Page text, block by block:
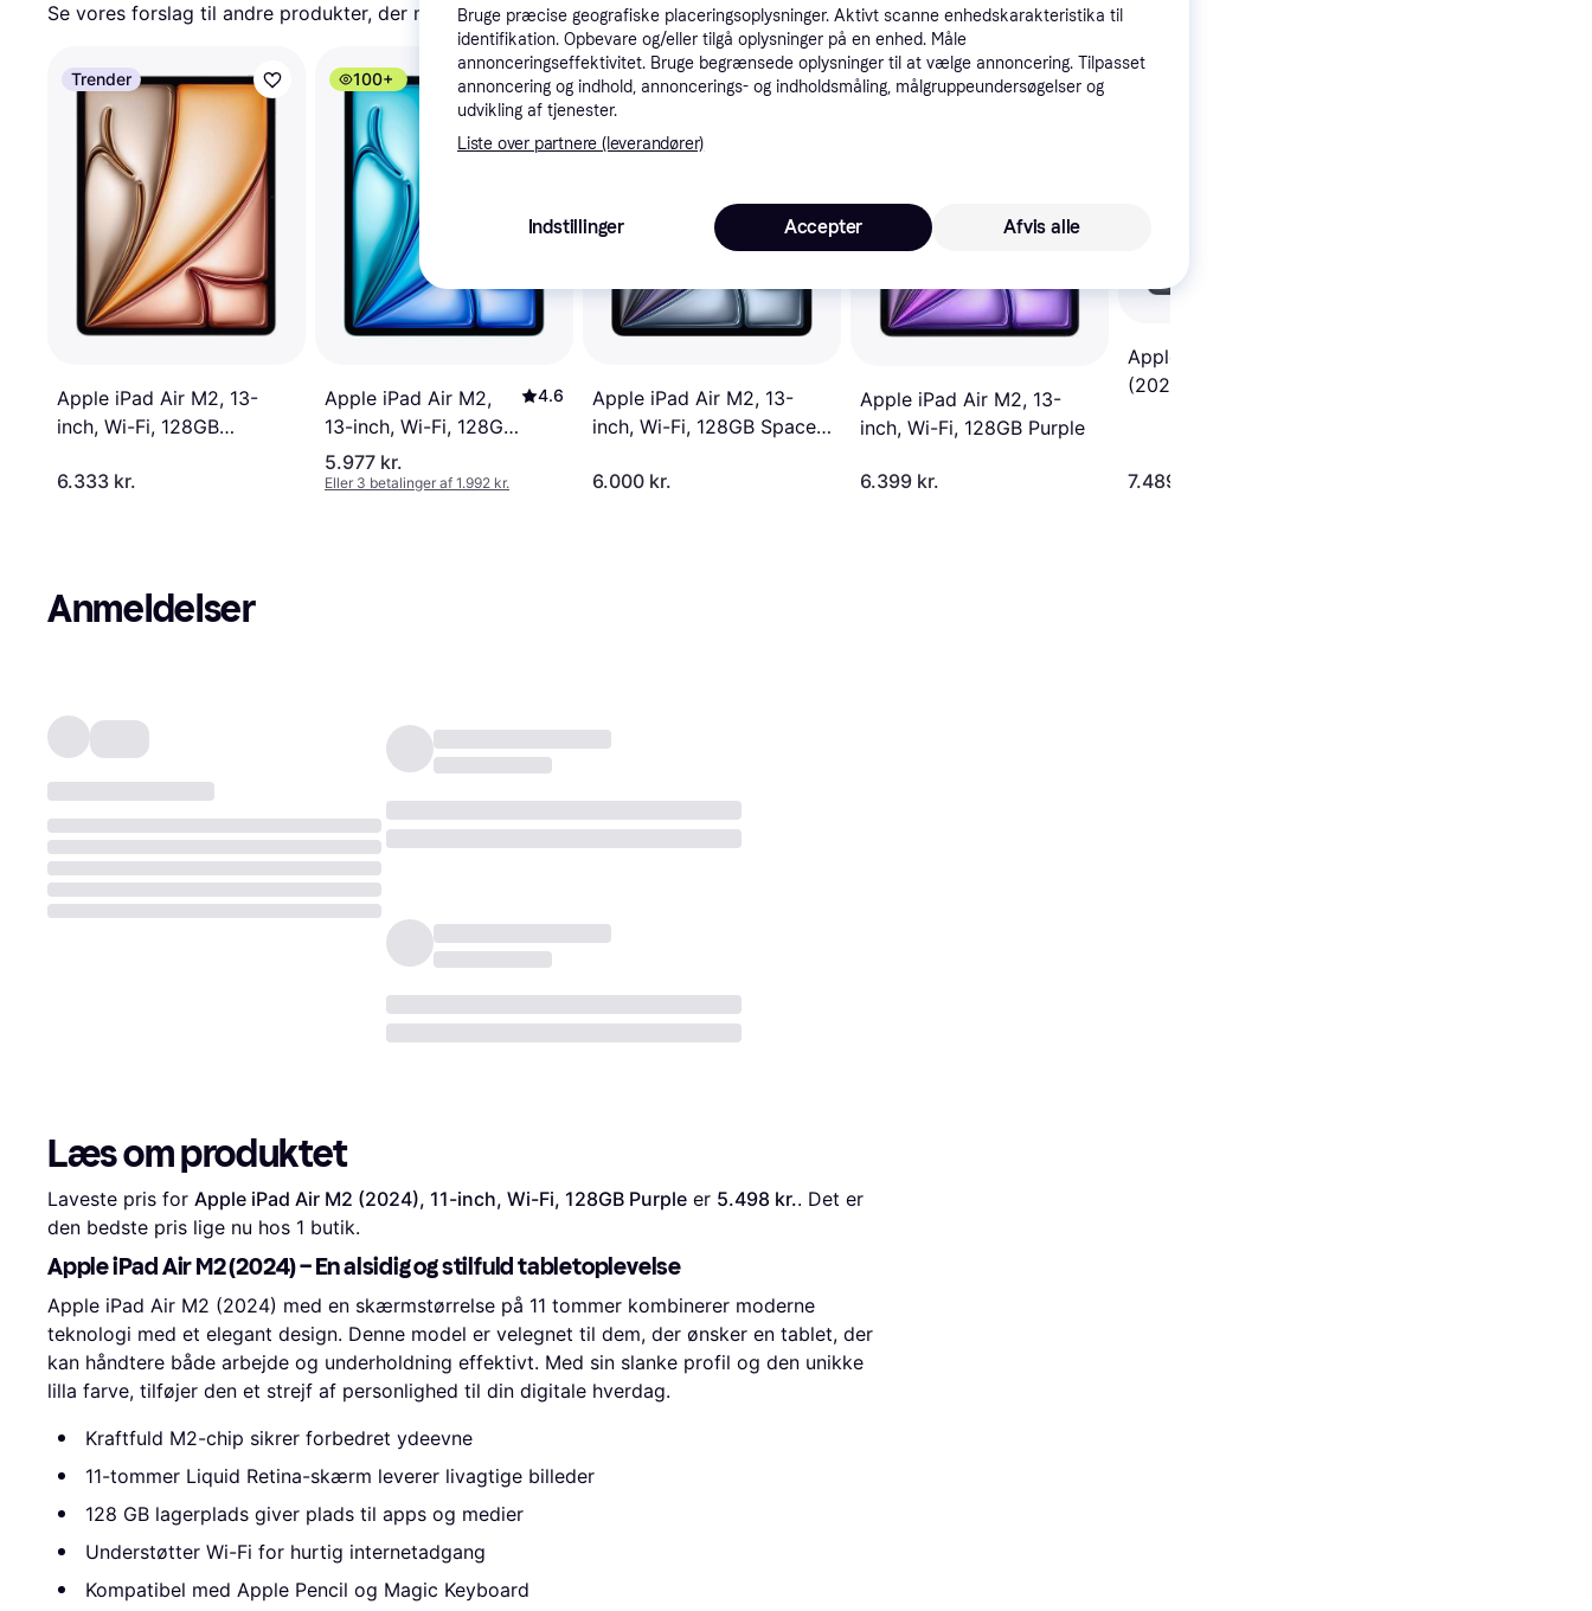
Se vores forslag til andre produkter, der matcher dine interesser.
Trender
Apple iPad Air M2, 13-
inch, Wi-Fi, 128GB
6.333 kr.
100+
Apple iPad Air M2,
13-inch, Wi-Fi, 128GB
Blue
4.6
5.977 kr.
Eller 3 betalinger af 1.992 kr.
Apple iPad Air M2, 13-
inch, Wi-Fi, 128GB Space
6.000 kr.
Apple iPad Air M2, 13-
inch, Wi-Fi, 128GB Purple
6.399 kr.
Apple iPad Air M2
(2024), 13-inch, Wi-Fi
7.489 kr.
Anmeldelser
Læs om produktet
Laveste pris for Apple iPad Air M2 (2024), 11-inch, Wi-Fi, 128GB Purple er 5.498 kr.. Det er
den bedste pris lige nu hos 1 butik.
Apple iPad Air M2 (2024) – En alsidig og stilfuld tabletoplevelse
Apple iPad Air M2 (2024) med en skærmstørrelse på 11 tommer kombinerer moderne
teknologi med et elegant design. Denne model er velegnet til dem, der ønsker en tablet, der
kan håndtere både arbejde og underholdning effektivt. Med sin slanke profil og den unikke
lilla farve, tilføjer den et strejf af personlighed til din digitale hverdag.
Kraftfuld M2-chip sikrer forbedret ydeevne
11-tommer Liquid Retina-skærm leverer livagtige billeder
128 GB lagerplads giver plads til apps og medier
Understøtter Wi-Fi for hurtig internetadgang
Kompatibel med Apple Pencil og Magic Keyboard
Bruge præcise geografiske placeringsoplysninger. Aktivt scanne enhedskarakteristika til
identifikation. Opbevare og/eller tilgå oplysninger på en enhed. Måle
annonceringseffektivitet. Bruge begrænsede oplysninger til at vælge annoncering. Tilpasset
annoncering og indhold, annoncerings- og indholdsmåling, målgruppeundersøgelser og
udvikling af tjenester.
Liste over partnere (leverandører)
Indstillinger Afvis alle
Accepter